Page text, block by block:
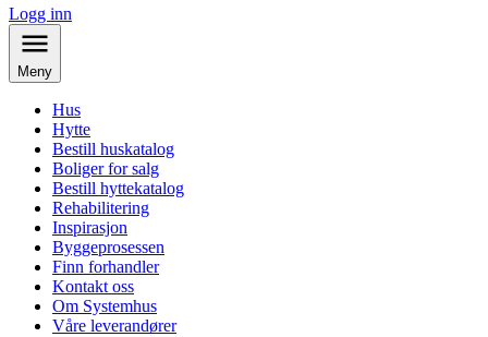
Logg inn
Meny
Hus
Hytte
Bestill huskatalog
Boliger for salg
Bestill hyttekatalog
Rehabilitering
Inspirasjon
Byggeprosessen
Finn forhandler
Kontakt oss
Om Systemhus
Våre leverandører